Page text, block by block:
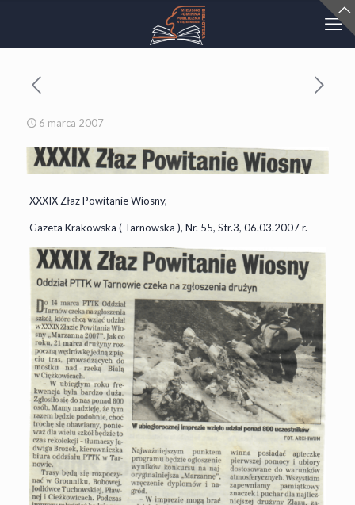
6 marca 2007
XXXIX Złaz Powitanie Wiosny,
Gazeta Krakowska ( Tarnowska ), Nr. 55, Str.3, 06.03.2007 r.